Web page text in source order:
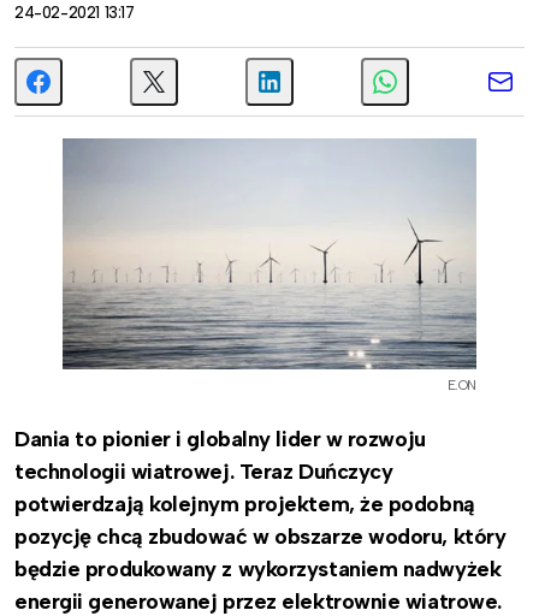
24-02-2021 13:17
E.ON
Dania to pionier i globalny lider w rozwoju
technologii wiatrowej. Teraz Duńczycy
potwierdzają kolejnym projektem, że podobną
pozycję chcą zbudować w obszarze wodoru, który
będzie produkowany z wykorzystaniem nadwyżek
energii generowanej przez elektrownie wiatrowe.